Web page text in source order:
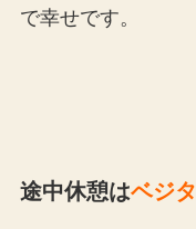
で幸せです。
途中休憩はベジ